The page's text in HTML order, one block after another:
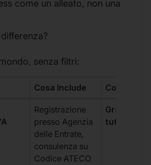
come un alleato, non una
senza filtri:
Cosa Include Costo
Registrazione
presso Agenzia
delle Entrate,
consulenza su
Codice ATECO
Gratis,
tutti i piani